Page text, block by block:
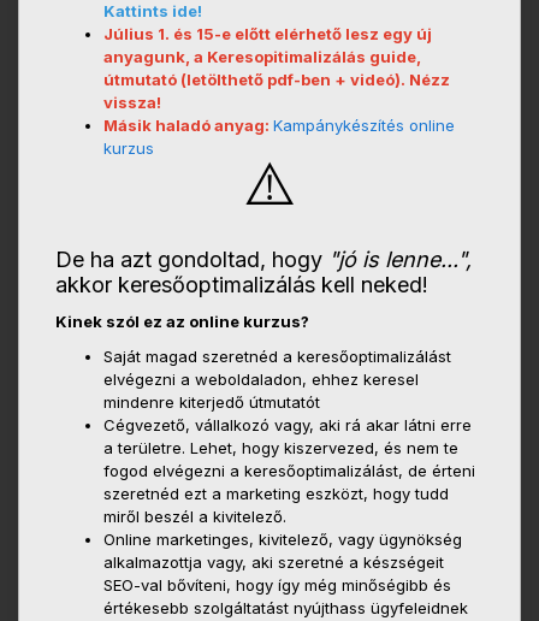
Kattints ide!
Július 1. és 15-e előtt elérhető lesz egy új
anyagunk, a Keresopitimalizálás guide,
útmutató (letölthető pdf-ben + videó). Nézz
vissza!
Másik haladó anyag: Kampánykészítés online
kurzus
⚠️
De ha azt gondoltad, hogy "jó is lenne...",
akkor keresőoptimalizálás kell neked!
Kinek szól ez az online kurzus?
Saját magad szeretnéd a keresőoptimalizálást
elvégezni a weboldaladon, ehhez keresel
mindenre kiterjedő útmutatót
Cégvezető, vállalkozó vagy, aki rá akar látni erre
a területre. Lehet, hogy kiszervezed, és nem te
fogod elvégezni a keresőoptimalizálást, de érteni
szeretnéd ezt a marketing eszközt, hogy tudd
miről beszél a kivitelező.
Online marketinges, kivitelező, vagy ügynökség
alkalmazottja vagy, aki szeretné a készségeit
SEO-val bővíteni, hogy így még minőségibb és
értékesebb szolgáltatást nyújthass ügyfeleidnek